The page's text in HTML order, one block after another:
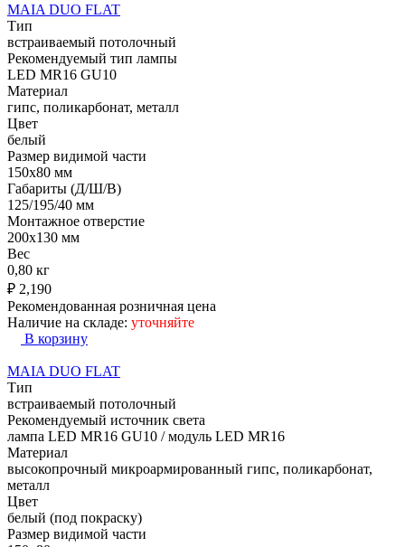
MAIA DUO FLAT
Тип
встраиваемый потолочный
Рекомендуемый тип лампы
LED MR16 GU10
Материал
гипс, поликарбонат, металл
Цвет
белый
Размер видимой части
150х80 мм
Габариты (Д/Ш/В)
125/195/40 мм
Монтажное отверстие
200x130 мм
Вес
0,80 кг
₽ 2,190
Рекомендованная розничная цена
Наличие на складе: уточняйте
В корзину
MAIA DUO FLAT
Тип
встраиваемый потолочный
Рекомендуемый источник света
лампа LED MR16 GU10 / модуль LED MR16
Материал
высокопрочный микроармированный гипс, поликарбонат,
металл
Цвет
белый (под покраску)
Размер видимой части